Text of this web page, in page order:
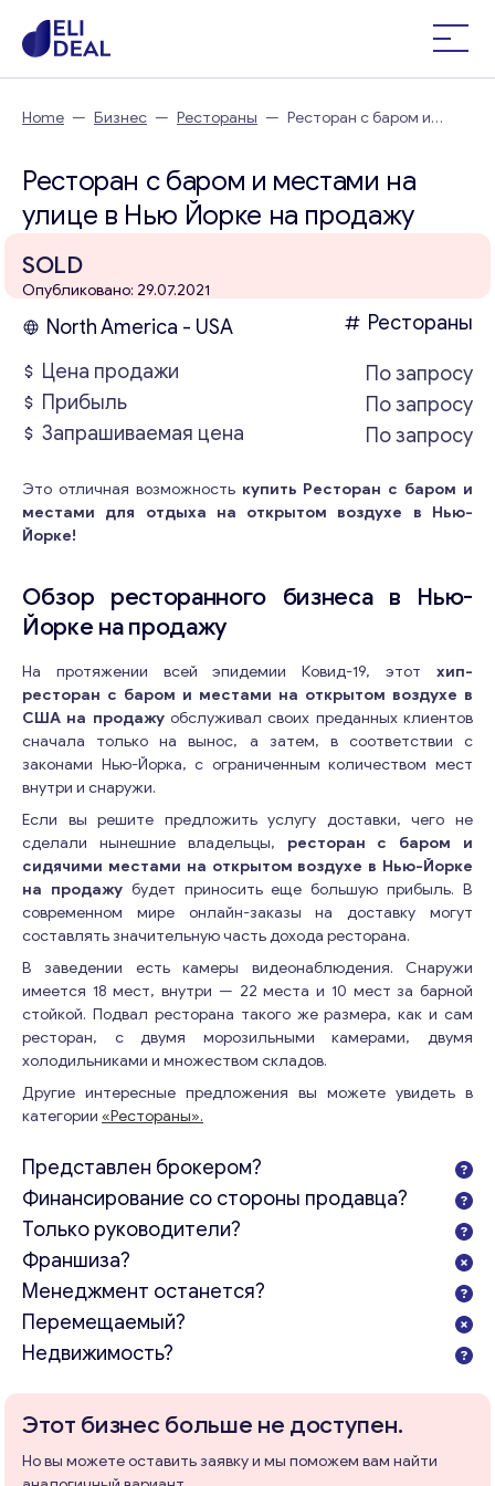
Home — Бизнес — Рестораны — Ресторан с баром и
Ресторан с баром и местами на
улице в Нью Йорке на продажу
SOLD
Опубликовано: 29.07.2021
North America - USA
Рестораны
Цена продажи
По запросу
Прибыль
По запросу
Запрашиваемая цена
По запросу
Это отличная возможность купить Ресторан с баром и
местами для отдыха на открытом воздухе в Нью-
Йорке!
Обзор ресторанного бизнеса в Нью-
Йорке на продажу
На протяжении всей эпидемии Ковид-19, этот хип-
ресторан с баром и местами на открытом воздухе в
США на продажуобслуживал своих преданных клиентов
сначала только на вынос, а затем, в соответствии с
законами Нью-Йорка, с ограниченным количеством мест
внутри и снаружи.
Если вы решите предложить услугу доставки, чего не
сделали нынешние владельцы, ресторан с баром и
сидячими местами на открытом воздухе в Нью-Йорке
на продажу будет приносить еще большую прибыль. В
современном мире онлайн-заказы на доставку могут
составлять значительную часть дохода ресторана.
В заведении есть камеры видеонаблюдения. Снаружи
имеется 18 мест, внутри — 22 места и 10 мест за барной
стойкой. Подвал ресторана такого же размера, как и сам
ресторан, с двумя морозильными камерами, двумя
холодильниками и множеством складов.
Другие интересные предложения вы можете увидеть в
категории «Рестораны».
Представлен брокером?
Финансирование со стороны продавца?
Только руководители?
Франшиза?
Менеджмент останется?
Перемещаемый?
Недвижимость?
Этот бизнес больше не доступен.
Но вы можете оставить заявку и мы поможем вам найти